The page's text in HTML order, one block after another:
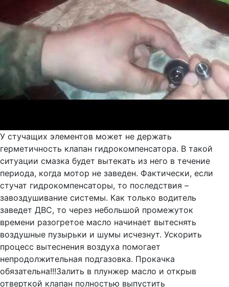
У стучащих элементов может не держать
герметичность клапан гидрокомпенсатора. В такой
ситуации смазка будет вытекать из него в течение
периода, когда мотор не заведен. Фактически, если
стучат гидрокомпенсаторы, то последствия –
завоздушивание системы. Как только водитель
заведет ДВС, то через небольшой промежуток
времени разогретое масло начинает вытеснять
воздушные пузырьки и шумы исчезнут. Ускорить
процесс вытеснения воздуха помогает
непродолжительная подгазовка. Прокачка
обязательна!!!Залить в плунжер масло и открыв
отверткой клапан полностью выпустить